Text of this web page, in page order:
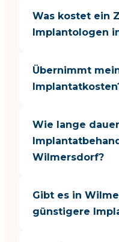
Was kostet ein
Implantologen
Übernimmt
Wie lange
Wilmersdorf?
Gibt es in
günstigere